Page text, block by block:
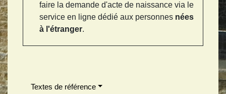
faire la demande d'acte de naissance via le
service en ligne dédié aux personnes nées
à l'étranger.
Textes de référence